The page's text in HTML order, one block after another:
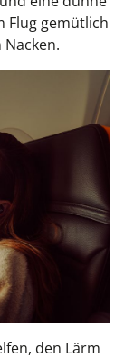
Flug gemütlich
den Lärm